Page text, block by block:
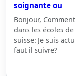
soignante ou
Bonjour,
dans les écoles
suisse: Je suis
faut il suivre?